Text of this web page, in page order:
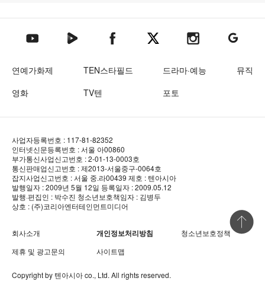
텐아시아 유튜브텐아시아 네이버TV텐아시아 페이스북텐아시아 엑스텐아시아 인스타그램
텐아시아
연예가화제 TEN스타필드 드라마·예능
뮤직
영화
TV텐 포토
사업자등록번호 : 117-81-82352
인터넷신문등록번호 : 서울 아00860
부가통신사업신고번호 : 2-01-13-0003호
통신판매업신고번호 : 제2013-서울중구-0064호
잡지사업신고번호 : 서울 중.라00439 제호 : 텐아시아
발행일자 : 2009년 5월 12일 등록일자 : 2009.05.12
발행·편집인 : 박수진 청소년보호책임자 : 김병두
상호 : (주)코리아엔터테인먼트미디어
회사소개 개인정보처리방침
청소년보호정책
제휴 및 광고문의
사이트맵
Copyright by 텐아시아co., Ltd. All rights reserved.
상단 바로